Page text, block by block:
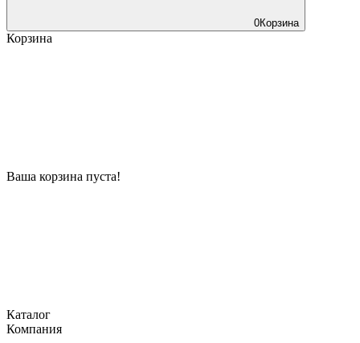
0Корзина
Корзина
Ваша корзина пуста!
Каталог
Компания